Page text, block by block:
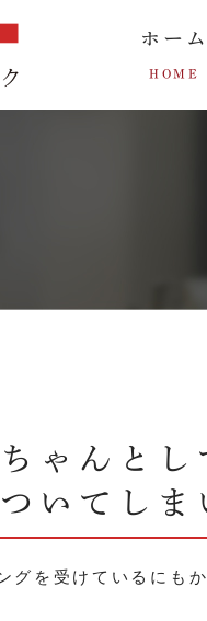
ホーム
HOME
ゃんと
いてしま
グを受けているにも